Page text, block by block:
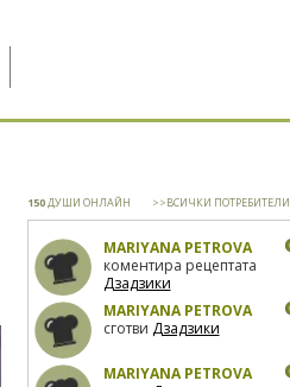
150ДУШИ ОНЛАЙН >>ВСИЧКИ ПОТРЕБИТЕЛИ
MARIYANA PETROVA
коментира рецептата
Дзадзики
MARIYANA PETROVA
сготви Дзадзики
MARIYANA PETROVA